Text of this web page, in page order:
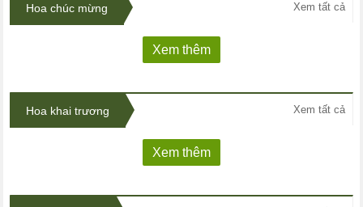
Hoa chúc mừng Xem tất cả
Xem thêm
Hoa khai trương Xem tất cả
Xem thêm